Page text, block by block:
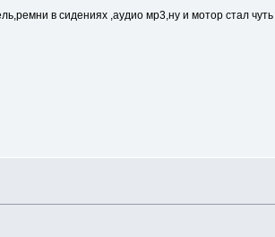
в сидениях ,аудио мр3,ну и мотор стал